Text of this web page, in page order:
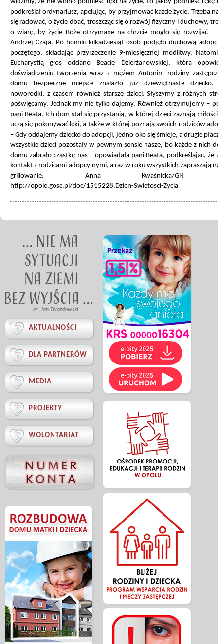
widzimy, że nie wolno podnieść ręki na życie, to jakby podnieść rękę
podkreślał ordynariusz, apelując, by przyjmować każde życie. Trzeba
się radować, o życie dbać, troszcząc się o rozwój fizyczny i duchowy,
o wiarę, by życie Boże otrzymane na chrzcie mogło się rozwijać –
Andrzej Czaja. Po homilii kilkadziesiąt osób podjęło duchową
poczętego, składając przyrzeczenie 9-miesięcznej modlitwy.
Eucharystią głos oddano Beacie Dzierżanowskiej, która
doświadczeniu tworzenia wraz z mężem Antonim rodziny
domu bezpieczne miejsce znalazło już dziewiętnaste dziecko.
noworodki, z czasem również starsze dzieci. Słyszymy z różnych
poświęcamy. Jednak my nie tylko dajemy. Również otrzymujemy –
pani Beata. Ich dom stał się przystanią, w której dzieci zaznają
uczą się pokonywać lęki, a także w której poznają swoich rodziców
– Gdy oddajemy dziecko do adopcji, jedno oko się śmieje, a drugie
wszystkie dzieci pozostały w pewnym sensie nasze, bo każde z nich
domu zabrało cząstkę nas – opowiadała pani Beata, podkreślając, że
kontakt z rodzicami adopcyjnymi, a raz w roku wszystkich zapraszają
grillowanie. Anna Kwaśnicka/GN
http://opole.gosc.pl/doc/1515228.Dzien-Swietosci-Zycia
ks. Jan Twardowski
 AKTUALNOŚCI
 DLA PARTNERÓW
 MEDIA
 PROJEKTY
 WOLONTARIAT